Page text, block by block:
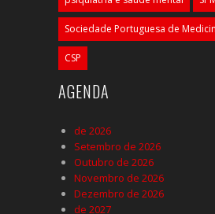
Sociedade Portuguesa de
CSP
AGENDA
de 2026
Setembro de 2026
Outubro de 2026
Novembro de 2026
Dezembro de 2026
de 2027